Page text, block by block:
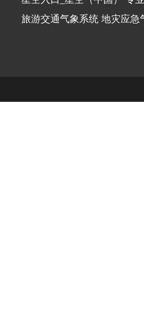
旅游交通气象系统 地灾应急